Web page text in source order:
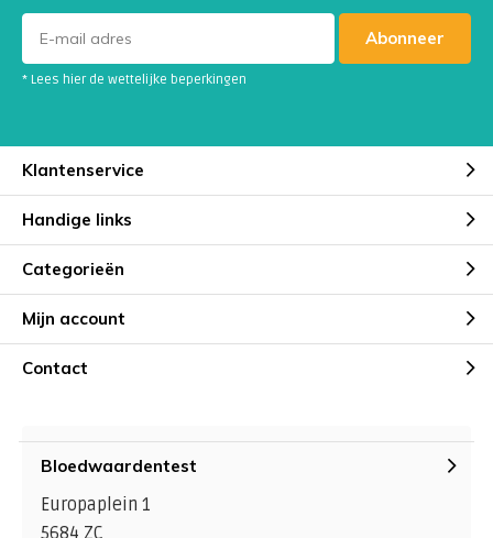
Abonneer
* Lees hier de wettelijke beperkingen
Klantenservice
Handige links
Categorieën
Mijn account
Contact
Bloedwaardentest
Europaplein 1
5684 ZC